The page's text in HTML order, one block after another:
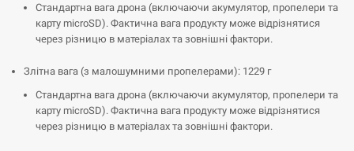
Стандартна вага дрона (включаючи акумулятор, пропелери та
карту microSD). Фактична вага продукту може відрізнятися
через різницю в матеріалах та зовнішні фактори.
Злітна вага (з малошумними пропелерами): 1229 г
Стандартна вага дрона (включаючи акумулятор, пропелери та
карту microSD). Фактична вага продукту може відрізнятися
через різницю в матеріалах та зовнішні фактори.